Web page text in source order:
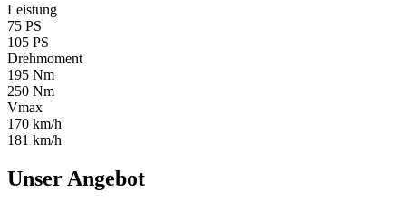
Leistung
75 PS
105 PS
Drehmoment
195 Nm
250 Nm
Vmax
170 km/h
181 km/h
Unser Angebot